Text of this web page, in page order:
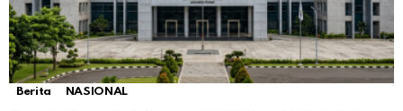
Berita NASIONAL